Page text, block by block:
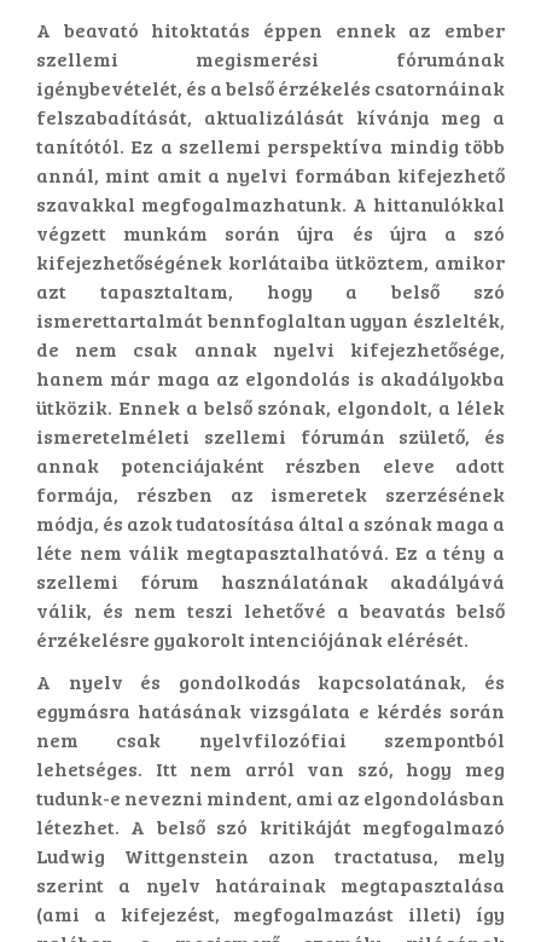
A beavató hitoktatás éppen ennek az ember
szellemi megismerési fórumának
igénybevételét, és a belső érzékelés csatornáinak
felszabadítását, aktualizálását kívánja meg a
tanítótól. Ez a szellemi perspektíva mindig több
annál, mint amit a nyelvi formában kifejezhető
szavakkal megfogalmazhatunk. A hittanulókkal
végzett munkám során újra és újra a szó
kifejezhetőségének korlátaiba ütköztem, amikor
azt tapasztaltam, hogy a belső szó
ismerettartalmát bennfoglaltan ugyan észlelték,
de nem csak annak nyelvi kifejezhetősége,
hanem már maga az elgondolás is akadályokba
ütközik. Ennek a belső szónak, elgondolt, a lélek
ismeretelméleti szellemi fórumán születő, és
annak potenciájaként részben eleve adott
formája, részben az ismeretek szerzésének
módja, és azok tudatosítása által a szónak maga a
léte nem válik megtapasztalhatóvá. Ez a tény a
szellemi fórum használatának akadályává
válik, és nem teszi lehetővé a beavatás belső
érzékelésre gyakorolt intenciójának elérését.
A nyelv és gondolkodás kapcsolatának, és
egymásra hatásának vizsgálata e kérdés során
nem csak nyelvfilozófiai szempontból
lehetséges. Itt nem arról van szó, hogy meg
tudunk-e nevezni mindent, ami az elgondolásban
létezhet. A belső szó kritikáját megfogalmazó
Ludwig Wittgenstein azon tractatusa, mely
szerint a nyelv határainak megtapasztalása
(ami a kifejezést, megfogalmazást illeti) így